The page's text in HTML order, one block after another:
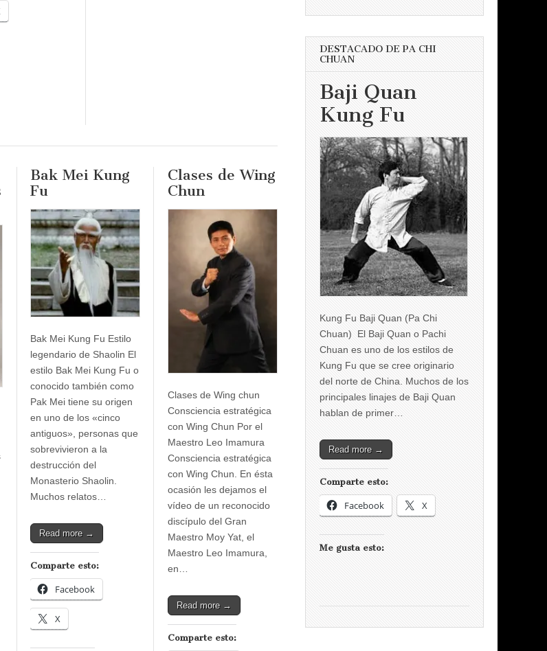
Bak Mei Kung
Fu
Bak Mei Kung Fu Estilo
legendario de Shaolin El
estilo Bak Mei Kung Fu o
conocido también como
Pak Mei tiene su origen
en uno de los «cinco
antiguos», personas que
sobrevivieron a la
destrucción del
Monasterio Shaolin.
Muchos relatos…
Read more →
Comparte esto:
Facebook
X
Clases de Wing
Chun
Clases de Wing chun
Consciencia estratégica
con Wing Chun Por el
Maestro Leo Imamura
Consciencia estratégica
con Wing Chun. En ésta
ocasión les dejamos el
vídeo de un reconocido
discípulo del Gran
Maestro Moy Yat, el
Maestro Leo Imamura,
en…
Read more →
Comparte esto:
DESTACADO DE PA CHI
CHUAN
Baji Quan
Kung Fu
Kung Fu Baji Quan (Pa Chi
Chuan) El Baji Quan o Pachi
Chuan es uno de los estilos de
Kung Fu que se cree originario
del norte de China. Muchos de los
principales linajes de Baji Quan
hablan de primer…
Read more →
Comparte esto:
Facebook X
Me gusta esto: